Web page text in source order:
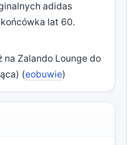
adidas
lat 60.
na Zalando Lounge do
(eobuwie)